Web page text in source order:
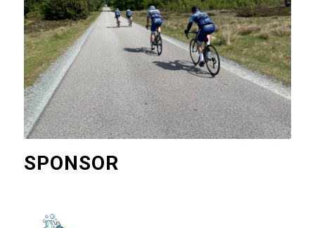
SPONSOR